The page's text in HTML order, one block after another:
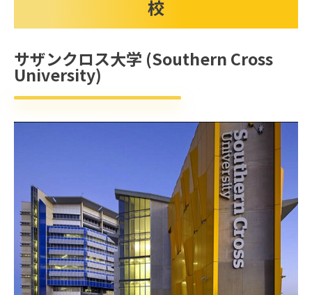
校
サザンクロス大学 (Southern Cross
University)